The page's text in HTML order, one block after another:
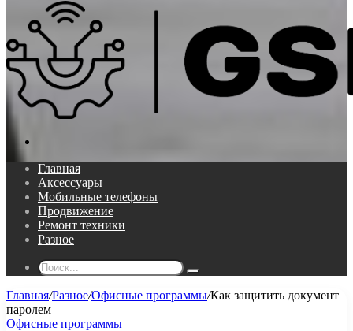
Главная
Аксессуары
Мобильные телефоны
Продвижение
Ремонт техники
Разное
Поиск...
Главная/Разное/Офисные программы/Как защитить документ
паролем
Офисные программы